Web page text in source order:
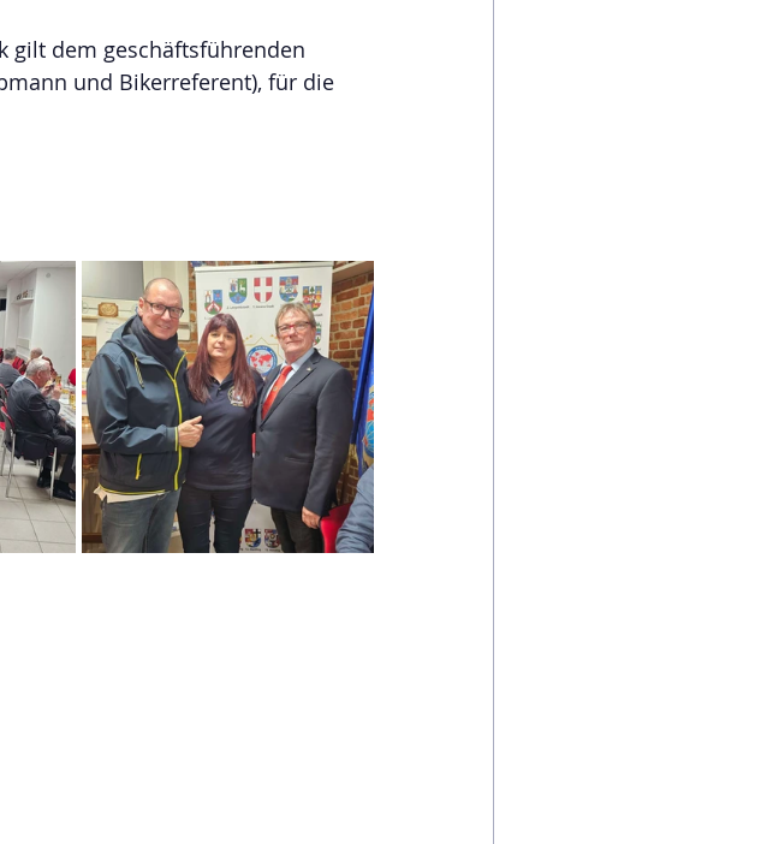
gilt dem geschäftsführenden
und Bikerreferent), für die